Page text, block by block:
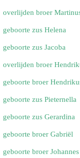
overlijden broer
geboorte zus Helena
geboorte zus Jacoba
overlijden broer
geboorte broer
geboorte zus Pieternella
geboorte zus Gerardina
geboorte broer Gabriël
geboorte broer Johannes